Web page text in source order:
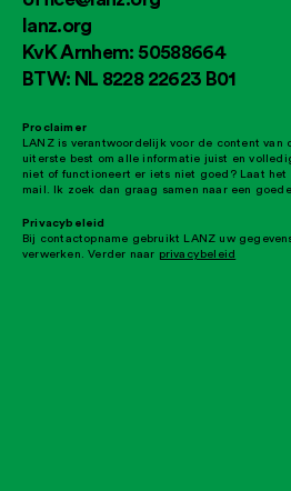
lanz.org
KvK Arnhem: 50588664
BTW: NL 8228 22623 B01
Proclaimer
LANZ is verantwoordelijk voor de content van
uiterste best om alle informatie juist en
niet of functioneert er iets niet goed? Laat het
mail. Ik zoek dan graag samen naar een
Privacybeleid
Bij contactopname gebruikt LANZ uw
verwerken. Verder naar privacybeleid